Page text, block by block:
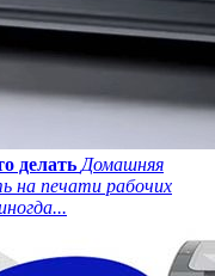
делать Домашняя
на печати рабочих